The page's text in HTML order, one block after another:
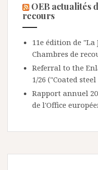
OEB actualités
recours
11e édition de "La
Chambres de
Referral to the
1/26 ("Coated
Rapport annuel
de l'Office